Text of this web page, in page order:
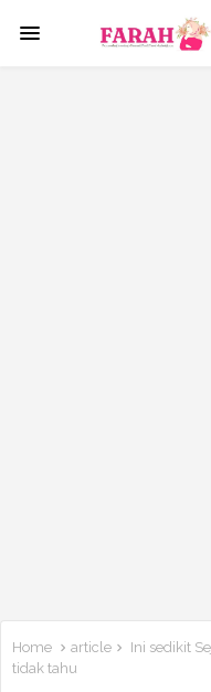
Home article
Ini sedikit
tidak tahu